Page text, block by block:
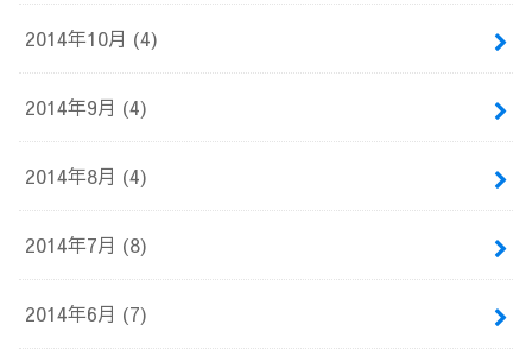
2014年10月 (4)
2014年9月 (4)
2014年8月 (4)
2014年7月 (8)
2014年6月 (7)